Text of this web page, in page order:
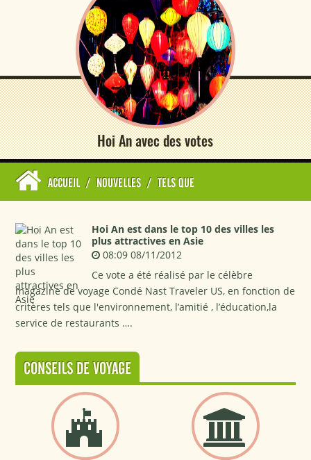
Hoi An avec des votes
ACCUEIL / NOUVELLES / TELS QUE
Hoi An est dans le top 10 des villes les
plus attractives en Asie
08:09 08/11/2012
Ce vote a été réalisé par le célèbre
magazine de voyage Condé Nast Traveler US, en fonction de
critères tels que l'environnement, l’amitié , l’éducation,la
service de restaurants ….
CONSEILS DE VOYAGE